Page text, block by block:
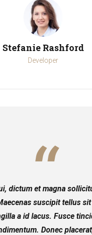
Stefanie Rashford
Developer
dictum et magna
suscipit tellus
a id lacus. Fusce
Donec